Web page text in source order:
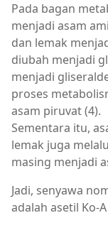
Pada bagan
menjadi asam
dan lemak
diubah menjadi
menjadi
proses
asam piruvat (4).
Sementara itu,
lemak juga
masing menjadi
Jadi, senyawa
adalah asetil Ko-A